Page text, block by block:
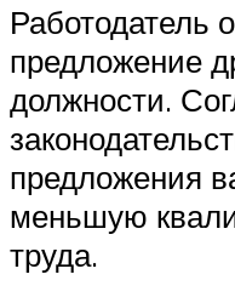
Работодатель
предложение
должности.
предложения
меньшую
труда.